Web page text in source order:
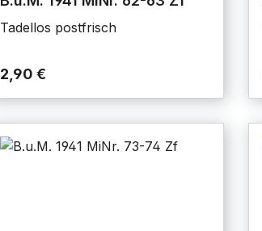
Tadellos postfrisch
2,90 €